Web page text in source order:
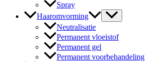
Spray
Haaromvorming
Neutralisatie
Permanent vloeistof
Permanent gel
Permanent voorbehandeling